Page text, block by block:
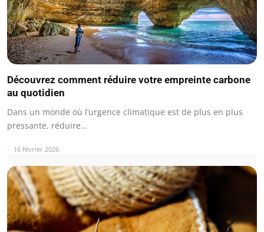
Découvrez comment réduire votre empreinte carbone
au quotidien
Dans un monde où l’urgence climatique est de plus en plus
pressante, réduire…
16 février 2026